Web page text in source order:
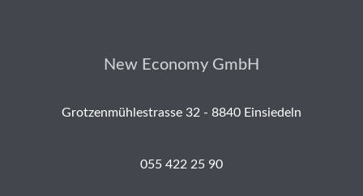
New Economy GmbH
Grotzenmühlestrasse 32 - 8840 Einsiedeln
055 422 25 90